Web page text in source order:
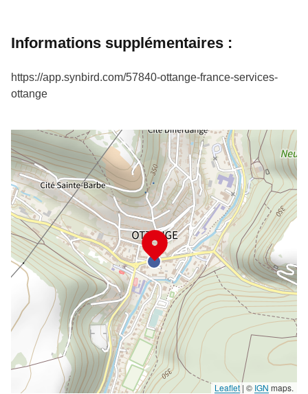
Informations supplémentaires :
https://app.synbird.com/57840-ottange-france-services-
ottange
Leaflet | © IGN maps.